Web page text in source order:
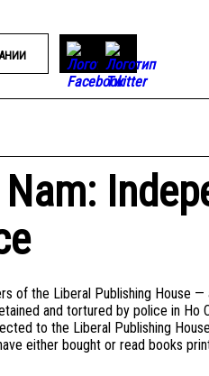
of the Liberal Publishing House
and tortured by police in Ho
to the Liberal Publishing
either bought or read books